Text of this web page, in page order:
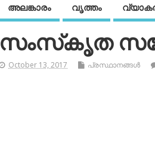
അലങ്കാരം വൃത്തം
സംസ്‌കൃത
October 13, 2017 പ്രസ്ഥാനങ്ങള്‍